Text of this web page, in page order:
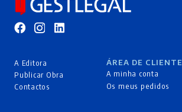
A Editora
Publicar Obra
Contactos
ÁREA DE CLIENTE
A minha conta
Os meus pedidos